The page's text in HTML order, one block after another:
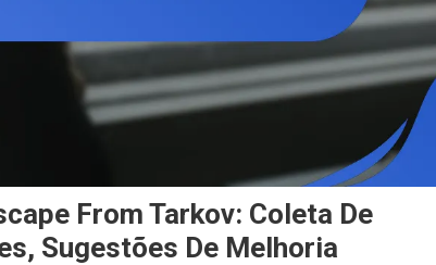
From Tarkov: Coleta De
Sugestões De Melhoria